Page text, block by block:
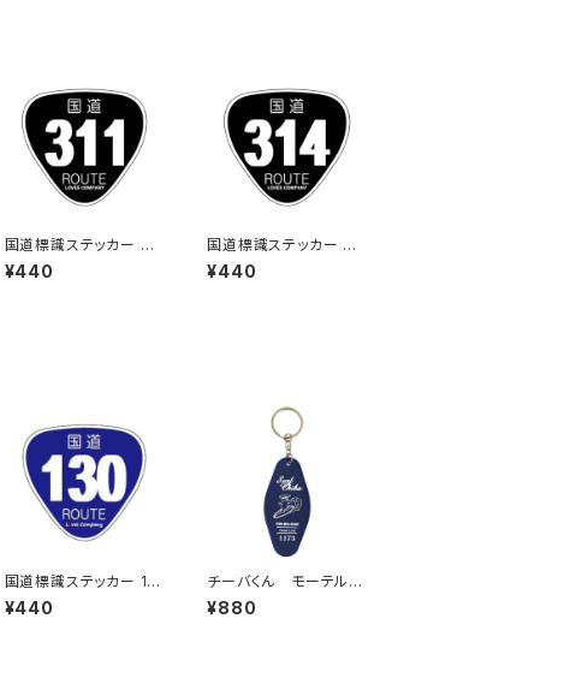
国道標識ステッカー 31
1号線（ブラック）
¥440
国道標識ステッカー 31
4号線（ブラック）
¥440
国道標識ステッカー 13
0号線
¥440
チーバくん モーテルキ
ーホルダー design3
¥880